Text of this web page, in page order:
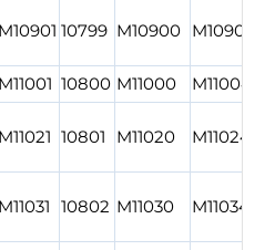
M10901 10799 M10900 M10904
M11001 10800 M11000 M11004
M11021 10801 M11020 M11024
M11031 10802 M11030 M11034